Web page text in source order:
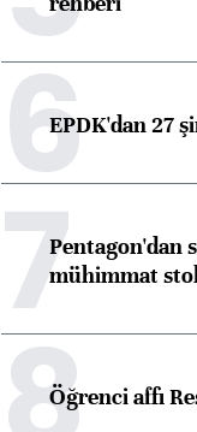
6EPDK'dan 27
7Pentagon'dan
mühimmat
Öğrenci affı